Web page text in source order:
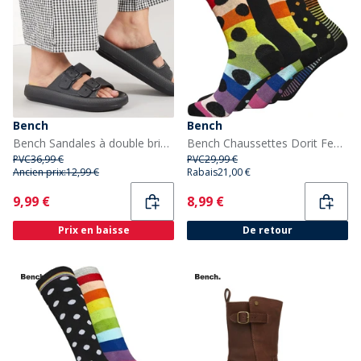
Bench
Bench Sandales à double bride Femme Ibbette Noir
PVC36,99 €
Ancien prix:12,99 €
Current
9,99 €
Prix en baisse
Bench
Bench Chaussettes Dorit Femme 5 paires Noir/Multicolore
PVC29,99 €
Rabais21,00 €
Current
8,99 €
De retour